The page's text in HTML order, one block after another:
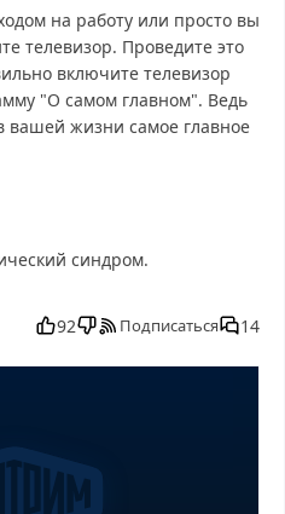
на работу или просто вы
телевизор. Проведите это
включите телевизор
"О самом главном". Ведь
вашей жизни самое главное
синдром.
смотреть онлайн, О самом
выпуск, О самом главном от
О самом главном от
эфир О самом главном от
О самом главном от
92 Подписаться 14